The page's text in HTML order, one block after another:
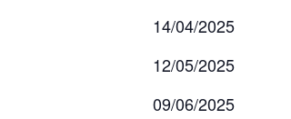
14/04/2025
12/05/2025
09/06/2025